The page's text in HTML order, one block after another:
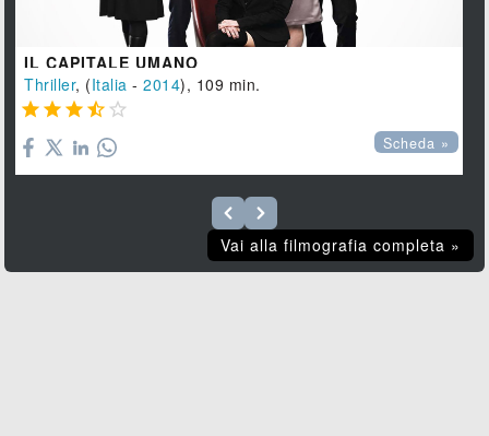
IL CAPITALE UMANO
Thriller, (Italia -2014), 109 min.
    
Scheda »
Vai alla filmografia completa »